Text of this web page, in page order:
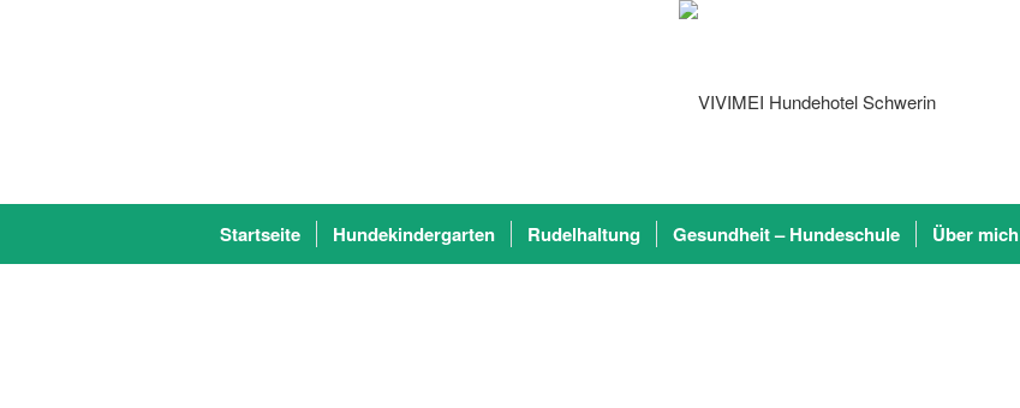
Startseite Hundekindergarten Rudelhaltung Gesundheit – Hundeschule Über mich